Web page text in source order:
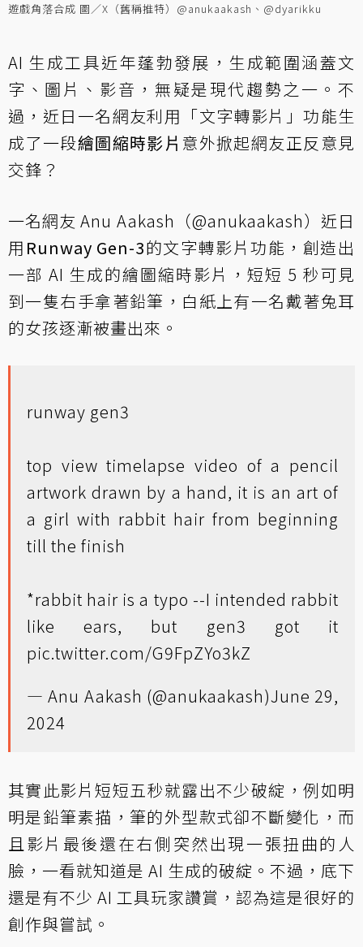
遊戲角落合成 圖／X（舊稱推特）@anukaakash、@dyarikku
AI 生成工具近年蓬勃發展，生成範圍涵蓋文
字、圖片、影音，無疑是現代趨勢之一。不
過，近日一名網友利用「文字轉影片」功能生
成了一段繪圖縮時影片 意外掀起網友正反意見
交鋒？
一名網友 Anu Aakash（@anukaakash）近日
用 Runway Gen-3的文字轉影片功能，創造出
一部 AI 生成的繪圖縮時影片，短短 5 秒可見
到一隻右手拿著鉛筆，白紙上有一名戴著兔耳
的女孩逐漸被畫出來。
runway gen3
top view timelapse video of a pencil
artwork drawn by a hand, it is an art of
a girl with rabbit hair from beginning
till the finish
*rabbit hair is a typo --I intended rabbit
like ears, but gen3 got it
pic.twitter.com/G9FpZYo3kZ
— Anu Aakash (@anukaakash)June 29,
2024
其實此影片短短五秒就露出不少破綻，例如明
明是鉛筆素描，筆的外型款式卻不斷變化，而
且影片最後還在右側突然出現一張扭曲的人
臉，一看就知道是 AI 生成的破綻。不過，底下
還是有不少 AI 工具玩家讚賞，認為這是很好的
創作與嘗試。